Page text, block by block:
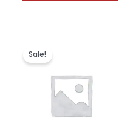
Sale!
€260.00.€249.00.